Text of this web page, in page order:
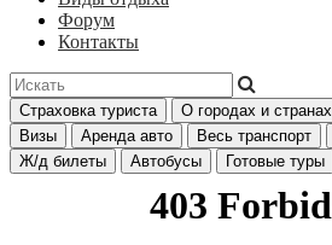
Форум
Контакты
Страховка туриста О городах и странах
Визы
Аренда авто Весь транспорт
Ж/д билеты
Автобусы Готовые туры